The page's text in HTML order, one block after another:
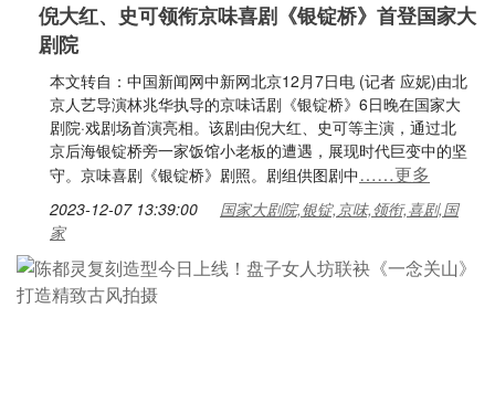
倪大红、史可领衔京味喜剧《银锭桥》首登国家大
剧院
本文转自：中国新闻网中新网北京12月7日电 (记者 应妮)由北
京人艺导演林兆华执导的京味话剧《银锭桥》6日晚在国家大
剧院·戏剧场首演亮相。该剧由倪大红、史可等主演，通过北
京后海银锭桥旁一家饭馆小老板的遭遇，展现时代巨变中的坚
守。京味喜剧《银锭桥》剧照。剧组供图剧中……更多
2023-12-07 13:39:00
国家大剧院,银锭,京味,领衔,喜剧,国
家